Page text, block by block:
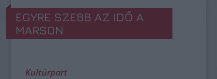
EGYRE SZEBB AZ IDŐ A
MARSON
Kultúrpart